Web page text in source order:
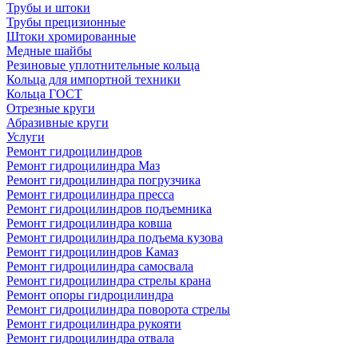
Трубы и штоки
Трубы прецизионные
Штоки хромированные
Медные шайбы
Резиновые уплотнительные кольца
Кольца для импортной техники
Кольца ГОСТ
Отрезные круги
Абразивные круги
Услуги
Ремонт гидроцилиндров
Ремонт гидроцилиндра Маз
Ремонт гидроцилиндра погрузчика
Ремонт гидроцилиндра пресса
Ремонт гидроцилиндров подъемника
Ремонт гидроцилиндра ковша
Ремонт гидроцилиндра подъема кузова
Ремонт гидроцилиндров Камаз
Ремонт гидроцилиндра самосвала
Ремонт гидроцилиндра стрелы крана
Ремонт опоры гидроцилиндра
Ремонт гидроцилиндра поворота стрелы
Ремонт гидроцилиндра рукояти
Ремонт гидроцилиндра отвала